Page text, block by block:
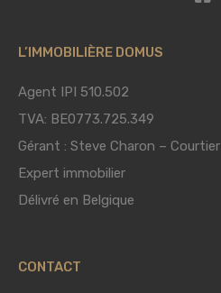
L’IMMOBILIÈRE DOMUS
Agent IPI 510.502
TVA: BE0773.725.349
Gérant : Steve Charon – Courtier
Expert immobilier
Délivré en Belgique
CONTACT